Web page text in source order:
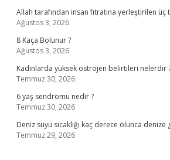
Allah tarafından insan fıtratına yerleştirilen
Ağustos 3, 2026
8 Kaça Bolunur ?
Ağustos 3, 2026
Kadınlarda yüksek östrojen belirtileri nelerdir
Temmuz 30, 2026
6 yaş sendromu nedir ?
Temmuz 30, 2026
Deniz suyu sıcaklığı kaç derece olunca denize
Temmuz 29, 2026